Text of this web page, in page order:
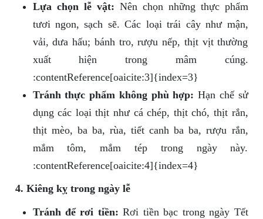
Lựa chọn lễ vật: Nên chọn những thực phẩm
tươi ngon, sạch sẽ. Các loại trái cây như mận,
vải, dưa hấu; bánh tro, rượu nếp, thịt vịt thường
xuất hiện trong mâm cúng.
:contentReference[oaicite:3]{index=3}
Tránh thực phẩm không phù hợp: Hạn chế sử
dụng các loại thịt như cá chép, thịt chó, thịt rắn,
thịt mèo, ba ba, rùa, tiết canh ba ba, rượu rắn,
mắm tôm, mắm tép trong ngày này.
:contentReference[oaicite:4]{index=4}
4. Kiêng kỵ trong ngày lễ
Tránh để rơi tiền: Rơi tiền bạc trong ngày Tết